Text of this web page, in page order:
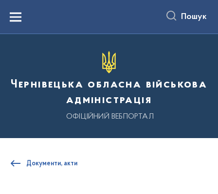
вмістуMenu Пошук
Чернівецька обласна військова
адміністрація
ОФІЦІЙНИЙ ВЕБПОРТАЛ
Документи, акти